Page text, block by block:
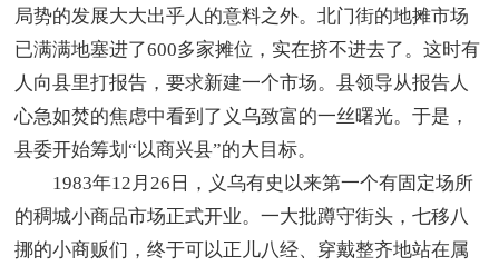
局势的发展大大出乎人的意料之外。北门街的地摊市场
已满满地塞进了600多家摊位，实在挤不进去了。这时有
人向县里打报告，要求新建一个市场。县领导从报告人
心急如焚的焦虑中看到了义乌致富的一丝曙光。于是，
县委开始筹划“以商兴县”的大目标。
1983年12月26日，义乌有史以来第一个有固定场所
的稠城小商品市场正式开业。一大批蹲守街头，七移八
挪的小商贩们，终于可以正儿八经、穿戴整齐地站在属